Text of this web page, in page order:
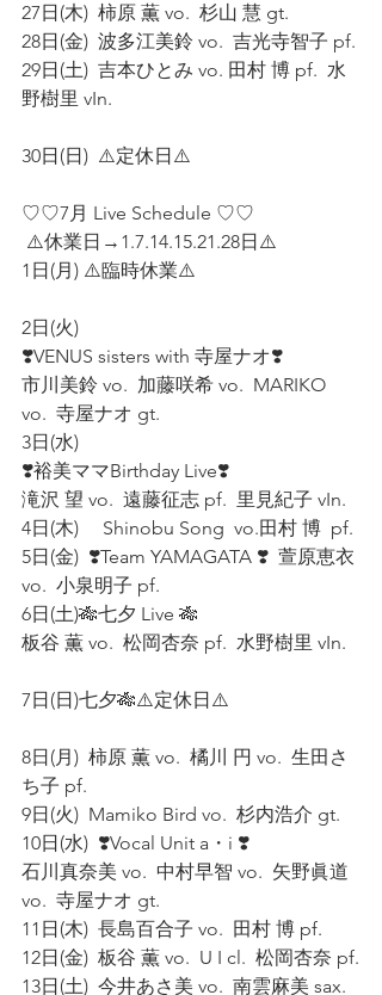
27日(木)  柿原 薫 vo.  杉山 慧 gt.
28日(金)  波多江美鈴 vo.  吉光寺智子 pf.
29日(土)  吉本ひとみ vo. 田村 博 pf.  水
野樹里 vIn.
30日(日)  ⚠️定休日⚠️
♡♡7月 Live Schedule ♡♡
⚠️休業日→1.7.14.15.21.28日⚠️
1日(月) ⚠️臨時休業⚠️
2日(火)
❣️VENUS sisters with 寺屋ナオ❣️
市川美鈴 vo.  加藤咲希 vo.  MARIKO
vo.  寺屋ナオ gt.
3日(水)
❣️裕美ママBirthday Live❣️
滝沢 望 vo.  遠藤征志 pf.  里見紀子 vIn.
4日(木)     Shinobu Song  vo.田村 博  pf.
5日(金)  ❣️Team YAMAGATA ❣️  萱原恵衣
vo.  小泉明子 pf.
6日(土)🎋七夕 Live 🎋
板谷 薫 vo.  松岡杏奈 pf.  水野樹里 vIn.
7日(日)七夕🎋⚠️定休日⚠️
8日(月)  柿原 薫 vo.  橘川 円 vo.  生田さ
ち子 pf.
9日(火)  Mamiko Bird vo.  杉内浩介 gt.
10日(水)  ❣️Vocal Unit a・i ❣️
石川真奈美 vo.  中村早智 vo.  矢野眞道
vo.  寺屋ナオ gt.
11日(木)  長島百合子 vo.  田村 博 pf.
12日(金)  板谷 薫 vo.  U I cl.  松岡杏奈 pf.
13日(土)  今井あさ美 vo.  南雲麻美 sax.